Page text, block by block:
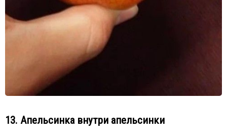
13. Апельсинка внутри апельсинки